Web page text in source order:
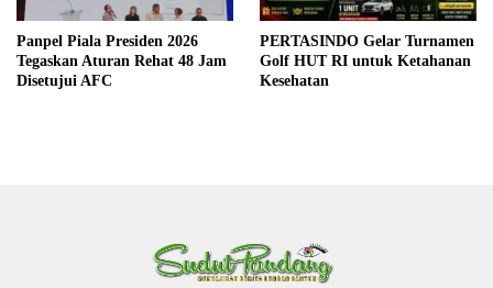
Panpel Piala Presiden 2026
Tegaskan Aturan Rehat 48 Jam
Disetujui AFC
PERTASINDO Gelar Turnamen
Golf HUT RI untuk Ketahanan
Kesehatan